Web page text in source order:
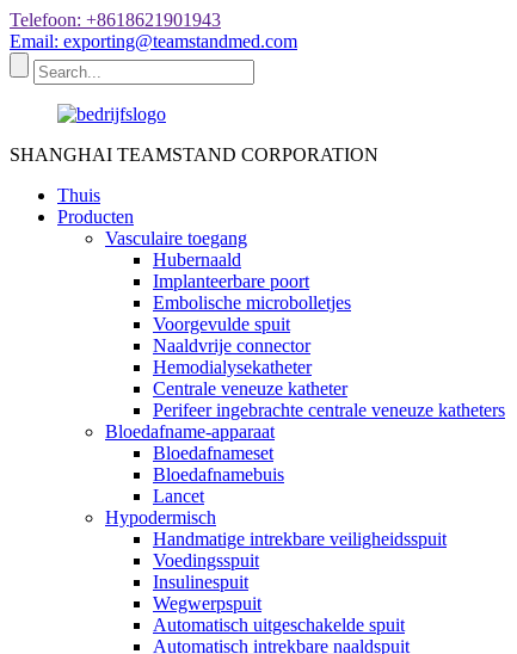
Telefoon: +8618621901943
Email: exporting@teamstandmed.com
SHANGHAI TEAMSTAND CORPORATION
Thuis
Producten
Vasculaire toegang
Hubernaald
Implanteerbare poort
Embolische microbolletjes
Voorgevulde spuit
Naaldvrije connector
Hemodialysekatheter
Centrale veneuze katheter
Perifeer ingebrachte centrale veneuze katheters
Bloedafname-apparaat
Bloedafnameset
Bloedafnamebuis
Lancet
Hypodermisch
Handmatige intrekbare veiligheidsspuit
Voedingsspuit
Insulinespuit
Wegwerpspuit
Automatisch uitgeschakelde spuit
Automatisch intrekbare naaldspuit